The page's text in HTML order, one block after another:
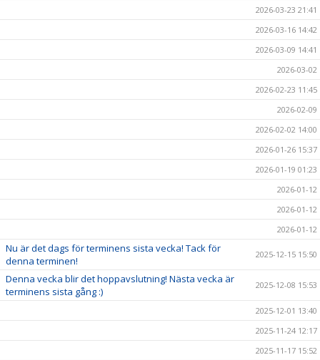
2026-03-23 21:41
2026-03-16 14:42
2026-03-09 14:41
2026-03-02
2026-02-23 11:45
2026-02-09
2026-02-02 14:00
2026-01-26 15:37
2026-01-19 01:23
2026-01-12
2026-01-12
2026-01-12
Nu är det dags för terminens sista vecka! Tack för
denna terminen!
2025-12-15 15:50
Denna vecka blir det hoppavslutning! Nästa vecka är
terminens sista gång :)
2025-12-08 15:53
2025-12-01 13:40
2025-11-24 12:17
2025-11-17 15:52